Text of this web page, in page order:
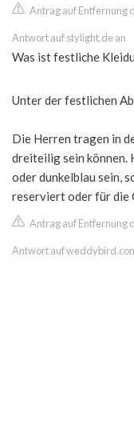
Antrag auf Entfernung
Antwort auf stylight.de an
Was ist festliche
Unter der festlichen
Die Herren tragen in
dreiteilig sein können.
oder dunkelblau sein,
reserviert oder für die
Antrag auf Entfernung
Antwort auf